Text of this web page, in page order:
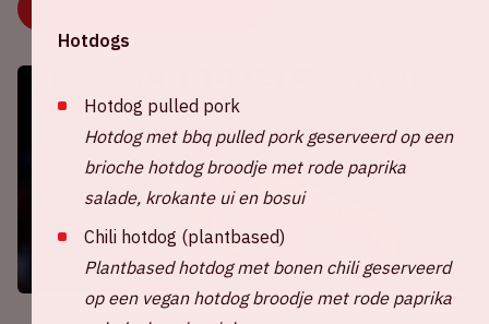
Hotdogs
Hotdog pulled pork
Hotdog met bbq pulled pork geserveerd op een
brioche hotdog broodje met rode paprika
salade, krokante ui en bosui
Chili hotdog (plantbased)
Plantbased hotdog met bonen chili geserveerd
op een vegan hotdog broodje met rode paprika